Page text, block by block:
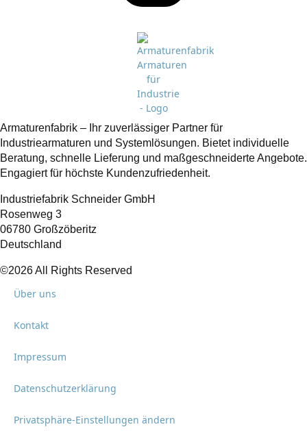
Armaturenfabrik – Ihr zuverlässiger Partner für
Industriearmaturen und Systemlösungen. Bietet individuelle
Beratung, schnelle Lieferung und maßgeschneiderte Angebote.
Engagiert für höchste Kundenzufriedenheit.
Industriefabrik Schneider GmbH
Rosenweg 3
06780 Großzöberitz
Deutschland
©2026 All Rights Reserved
Über uns
Kontakt
Impressum
Datenschutzerklärung
Privatsphäre-Einstellungen ändern